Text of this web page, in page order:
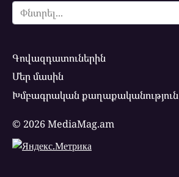
Search
for:
Գովազդատուներին
Մեր մասին
Խմբագրական քաղաքականություն
© 2026 MediaMag.am